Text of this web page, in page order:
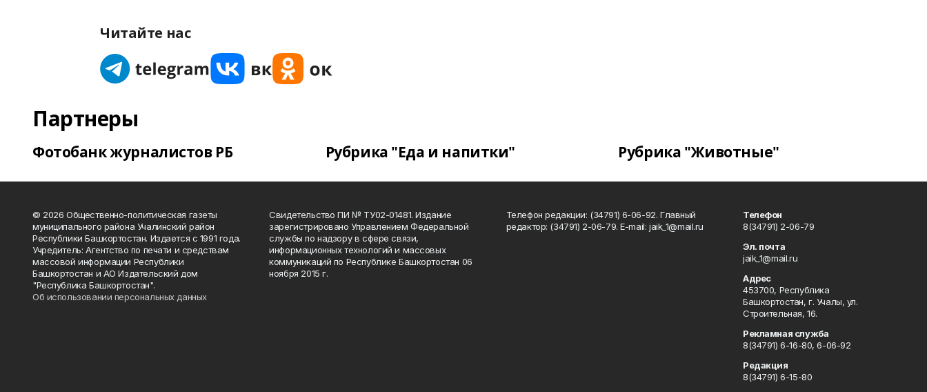
Читайте нас
Партнеры
Фотобанк журналистов РБ Рубрика "Еда и напитки" Рубрика "Животные"
© 2026 Общественно-политическая газеты
муниципального района Учалинский район
Республики Башкортостан. Издается с 1991 года.
Учредитель: Агентство по печати и средствам
массовой информации Республики
Башкортостан и АО Издательский дом
"Республика Башкортостан".
Об использовании персональных данных
Свидетельство ПИ № ТУ02-01481. Издание
зарегистрировано Управлением Федеральной
службы по надзору в сфере связи,
информационных технологий и массовых
коммуникаций по Республике Башкортостан 06
ноября 2015 г.
Телефон редакции: (34791) 6-06-92. Главный
редактор: (34791) 2-06-79. Е-mаil: jaik_1@mail.ru
Телефон
8(34791) 2-06-79
Эл. почта
jaik_1@mail.ru
Адрес
453700, Республика
Башкортостан, г. Учалы, ул.
Строительная, 16.
Рекламная служба
8(34791) 6-16-80, 6-06-92
Редакция
8(34791) 6-15-80